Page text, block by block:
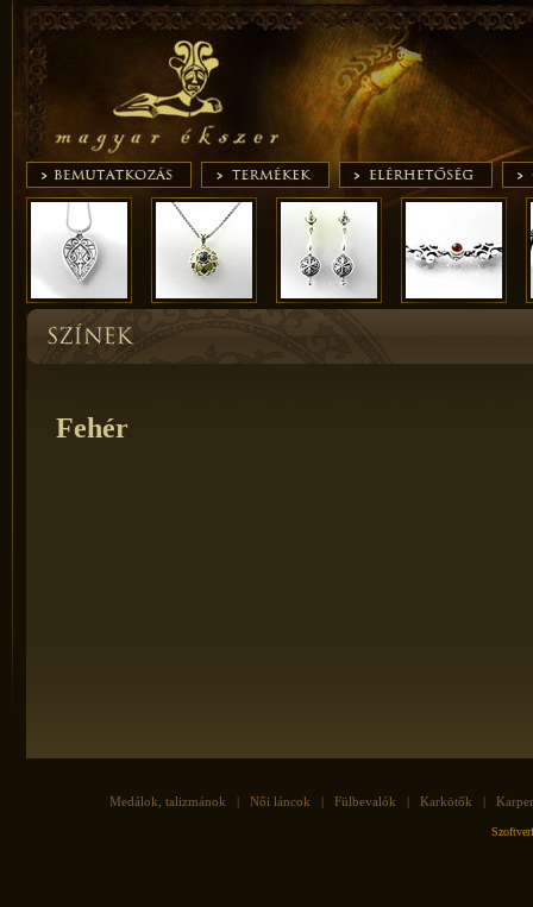
Fehér
Medálok, talizmánok | Női láncok | Fülbevalók | Karkötők |